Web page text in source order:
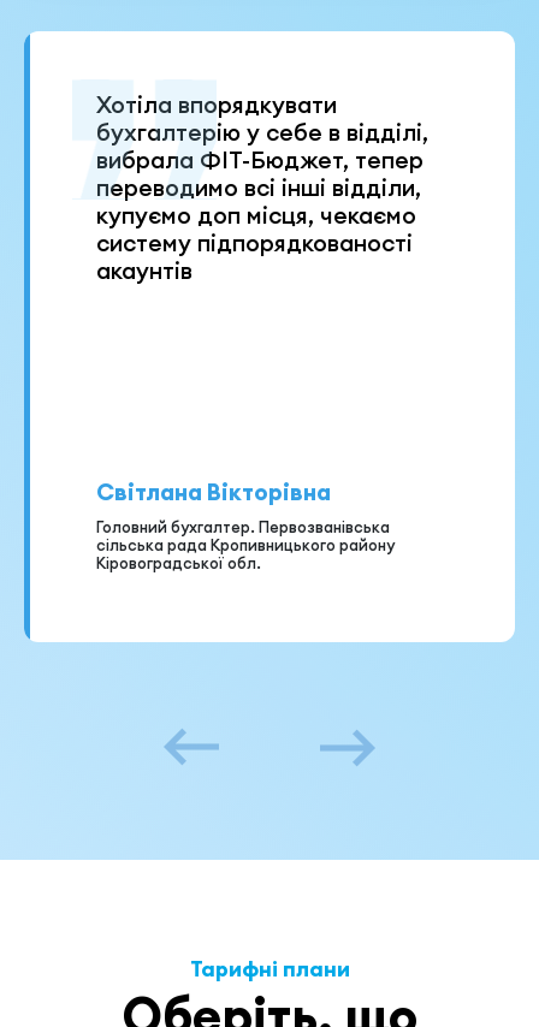
Хотіла впорядкувати
бухгалтерію у себе в відділі,
вибрала ФІТ-Бюджет, тепер
переводимо всі інші відділи,
купуємо доп місця, чекаємо
систему підпорядкованості
акаунтів
Світлана Вікторівна
Головний бухгалтер. Первозванівська
сільська рада Кропивницького району
Кіровоградської обл.
Тарифні плани